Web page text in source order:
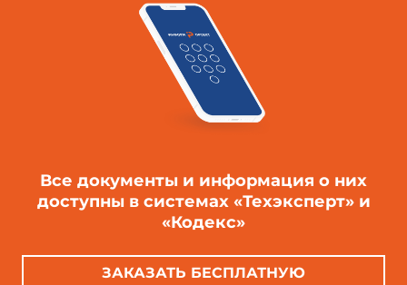
Все документы и информация о них
доступны в системах «Техэксперт» и
«Кодекс»
ЗАКАЗАТЬ БЕСПЛАТНУЮ